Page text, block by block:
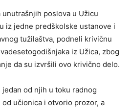
poslova u Užicu
iz jedne predškolske ustanove i
tužilaštva, podneli krivičnu
iz Užica, zbog
da su izvršili ovo krivično delo.
od njih u toku radnog
učionica i otvorio prozor, a